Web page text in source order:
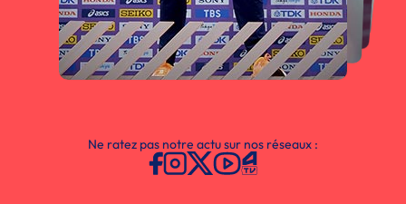
Ne ratez pas notre actu sur nos réseaux :